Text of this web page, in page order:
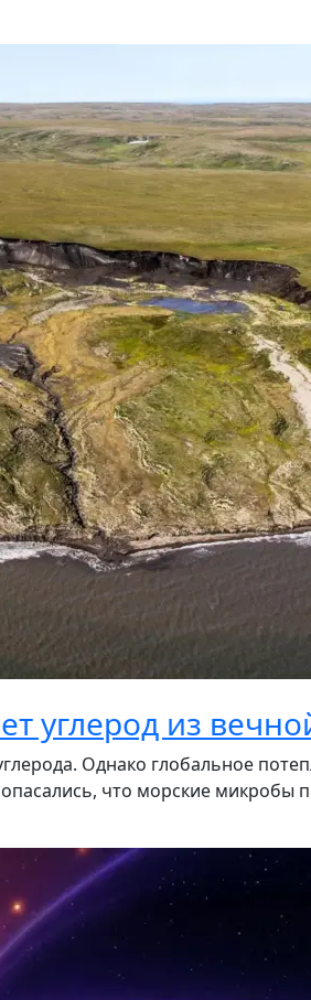
углерод из
Однако глобальное
что морские микробы